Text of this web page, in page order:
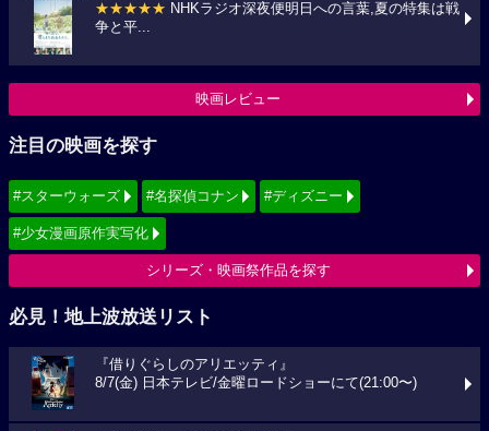
★★★★★ NHKラジオ深夜便明日への言葉,夏の特集は戦
争と平...
映画レビュー
注目の映画を探す
#スターウォーズ #名探偵コナン #ディズニー
#少女漫画原作実写化
シリーズ・映画祭作品を探す
必見！地上波放送リスト
『借りぐらしのアリエッティ』
8/7(金) 日本テレビ/金曜ロードショーにて(21:00〜)